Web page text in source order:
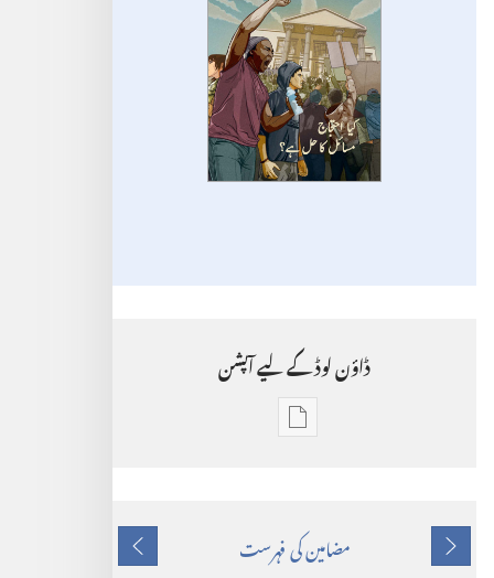
ڈاؤن‌ لوڈ کے لیے آپشن
ڈاؤن‌
پچھلا مضامین کی فہرست
اگلا